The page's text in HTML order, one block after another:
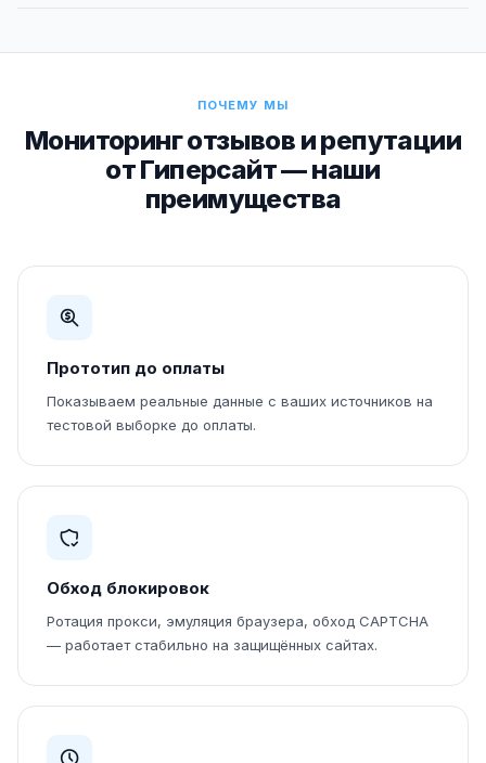
ПОЧЕМУ МЫ
Мониторинг отзывов и репутации
от Гиперсайт — наши
преимущества
Прототип до оплаты
Показываем реальные данные с ваших источников на
тестовой выборке до оплаты.
Обход блокировок
Ротация прокси, эмуляция браузера, обход CAPTCHA
— работает стабильно на защищённых сайтах.